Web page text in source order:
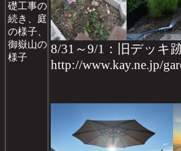
礎工事の
続き、庭
の様子、
御嶽山の
様子
8/31～9/1：旧デッキ
http://www.kay.ne.jp/